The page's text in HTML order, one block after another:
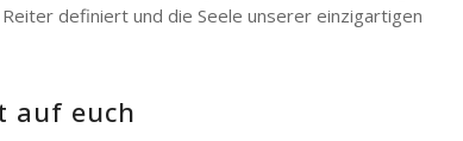
definiert und die Seele unserer einzigartigen
auf euch